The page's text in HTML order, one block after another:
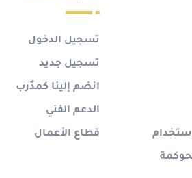
تسجيل الدخول
تسجيل جديد
انضم إلينا كمدٌرب
الدعم الفني
قطاع الأعمال